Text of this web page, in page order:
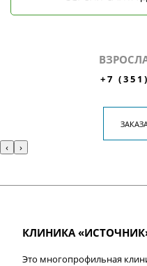
+7
‹ ›
КЛИНИКА
Это многопрофильная